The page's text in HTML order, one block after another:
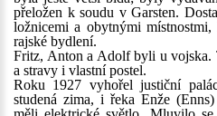
přeložen k soudu v Garsten.
ložnicemi a obytnými
rajské bydlení.
Fritz, Anton a Adolf byli u vojska.
a stravy i vlastní postel.
Roku 1927 vyhořel justiční
studená zima, i řeka Enže